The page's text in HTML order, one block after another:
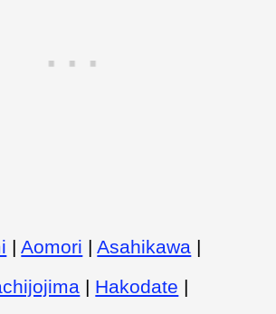
| Aomori | Asahikawa |
| Hakodate |